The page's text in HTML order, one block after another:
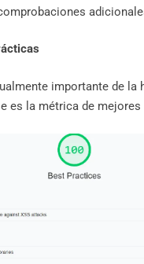
importante de la
es la métrica de